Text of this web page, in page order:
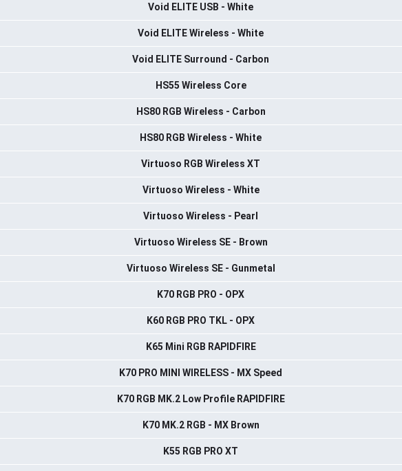
Void ELITE USB - White
Void ELITE Wireless - White
Void ELITE Surround - Carbon
HS55 Wireless Core
HS80 RGB Wireless - Carbon
HS80 RGB Wireless - White
Virtuoso RGB Wireless XT
Virtuoso Wireless - White
Virtuoso Wireless - Pearl
Virtuoso Wireless SE - Brown
Virtuoso Wireless SE - Gunmetal
K70 RGB PRO - OPX
K60 RGB PRO TKL - OPX
K65 Mini RGB RAPIDFIRE
K70 PRO MINI WIRELESS - MX Speed
K70 RGB MK.2 Low Profile RAPIDFIRE
K70 MK.2 RGB - MX Brown
K55 RGB PRO XT